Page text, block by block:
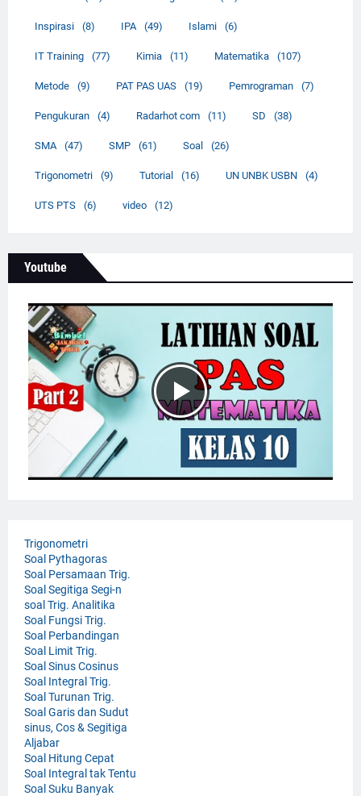
Inspirasi (8) IPA (49) Islami (6)
IT Training (77) Kimia (11) Matematika (107)
Metode (9) PAT PAS UAS (19) Pemrograman (7)
Pengukuran (4) Radarhot com (11) SD (38)
SMA (47) SMP (61) Soal (26)
Trigonometri (9) Tutorial (16) UN UNBK USBN (4)
UTS PTS (6) video (12)
Youtube
Trigonometri
Soal Pythagoras
Soal Persamaan Trig.
Soal Segitiga Segi-n
soal Trig. Analitika
Soal Fungsi Trig.
Soal Perbandingan
Soal Limit Trig.
Soal Sinus Cosinus
Soal Integral Trig.
Soal Turunan Trig.
Soal Garis dan Sudut
sinus, Cos & Segitiga
Aljabar
Soal Hitung Cepat
Soal Integral tak Tentu
Soal Suku Banyak